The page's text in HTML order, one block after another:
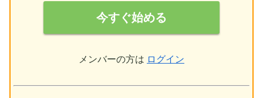
今すぐ始める
メンバーの方は ログイン